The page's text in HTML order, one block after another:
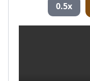
0.5x